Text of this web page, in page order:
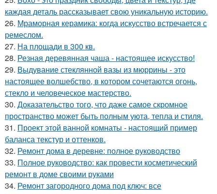
каждая деталь рассказывает свою уникальную историю.
26. Мраморная керамика: когда искусство встречается с
ремеслом.
27. На площади в 300 кв.
28. Резная деревянная чаша - настоящее искусство!
29. Выдувание стеклянной вазы из мюррины - это
настоящее волшебство, в котором сочетаются огонь,
стекло и человеческое мастерство.
30. Доказательство того, что даже самое скромное
пространство может быть полным уюта, тепла и стиля.
31. Проект этой ванной комнаты - настоящий пример
баланса текстур и оттенков.
32. Ремонт дома в деревне: полное руководство
33. Полное руководство: как провести косметический
ремонт в доме своими руками
34. Ремонт загородного дома под ключ: все